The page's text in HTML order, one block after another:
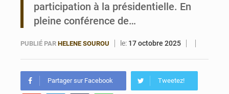
participation à la présidentielle. En
pleine conférence de…
PUBLIÉ PAR HELENE SOUROU le: 17 octobre 2025
Partager sur Facebook Tweetez!